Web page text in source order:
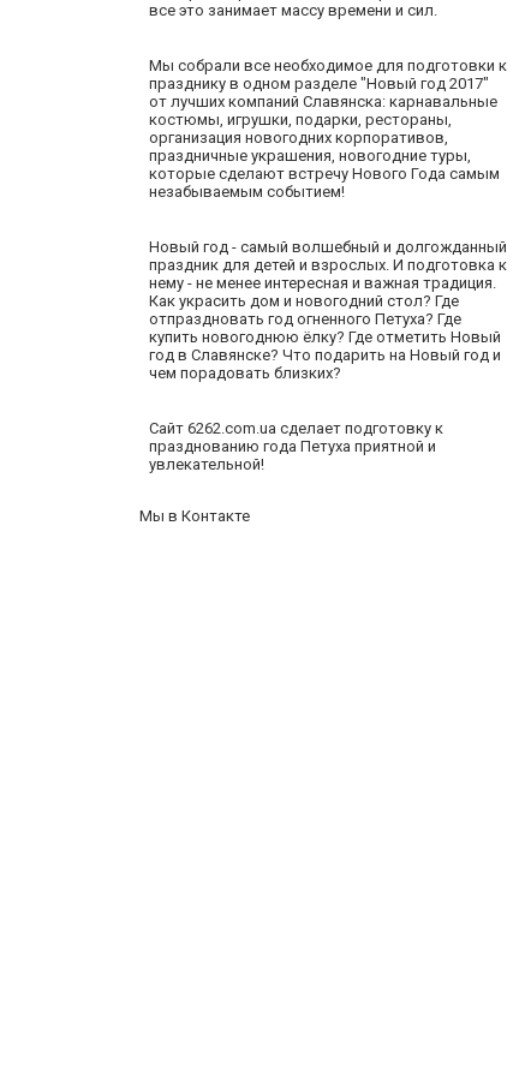
все это занимает массу времени и сил.
Мы собрали все необходимое для подготовки к
празднику в одном разделе "Новый год 2017"
от лучших компаний Славянска: карнавальные
костюмы, игрушки, подарки, рестораны,
организация новогодних корпоративов,
праздничные украшения, новогодние туры,
которые сделают встречу Нового Года самым
незабываемым событием!
Новый год - самый волшебный и долгожданный
праздник для детей и взрослых. И подготовка к
нему - не менее интересная и важная традиция.
Как украсить дом и новогодний стол? Где
отпраздновать год огненного Петуха? Где
купить новогоднюю ёлку? Где отметить Новый
год в Славянске? Что подарить на Новый год и
чем порадовать близких?
Сайт 6262.com.ua сделает подготовку к
празднованию года Петуха приятной и
увлекательной!
Мы в Контакте